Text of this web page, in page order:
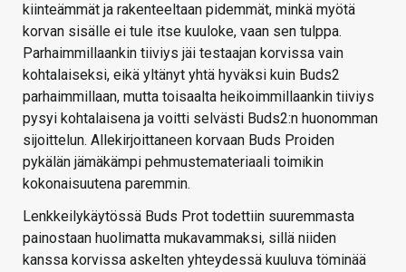
kiinteämmät ja rakenteeltaan pidemmät, minkä myötä
korvan sisälle ei tule itse kuuloke, vaan sen tulppa.
Parhaimmillaankin tiiviys jäi testaajan korvissa vain
kohtalaiseksi, eikä yltänyt yhtä hyväksi kuin Buds2
parhaimmillaan, mutta toisaalta heikoimmillaankin tiiviys
pysyi kohtalaisena ja voitti selvästi Buds2:n huonomman
sijoittelun. Allekirjoittaneen korvaan Buds Proiden
pykälän jämäkämpi pehmustemateriaali toimikin
kokonaisuutena paremmin.
Lenkkeilykäytössä Buds Prot todettiin suuremmasta
painostaan huolimatta mukavammaksi, sillä niiden
kanssa korvissa askelten yhteydessä kuuluva töminää